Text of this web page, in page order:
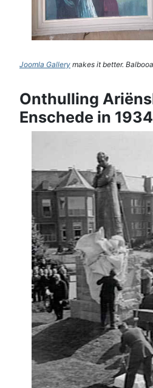
Joomla Gallery makes it better.
Onthulling
Enschede in 1934